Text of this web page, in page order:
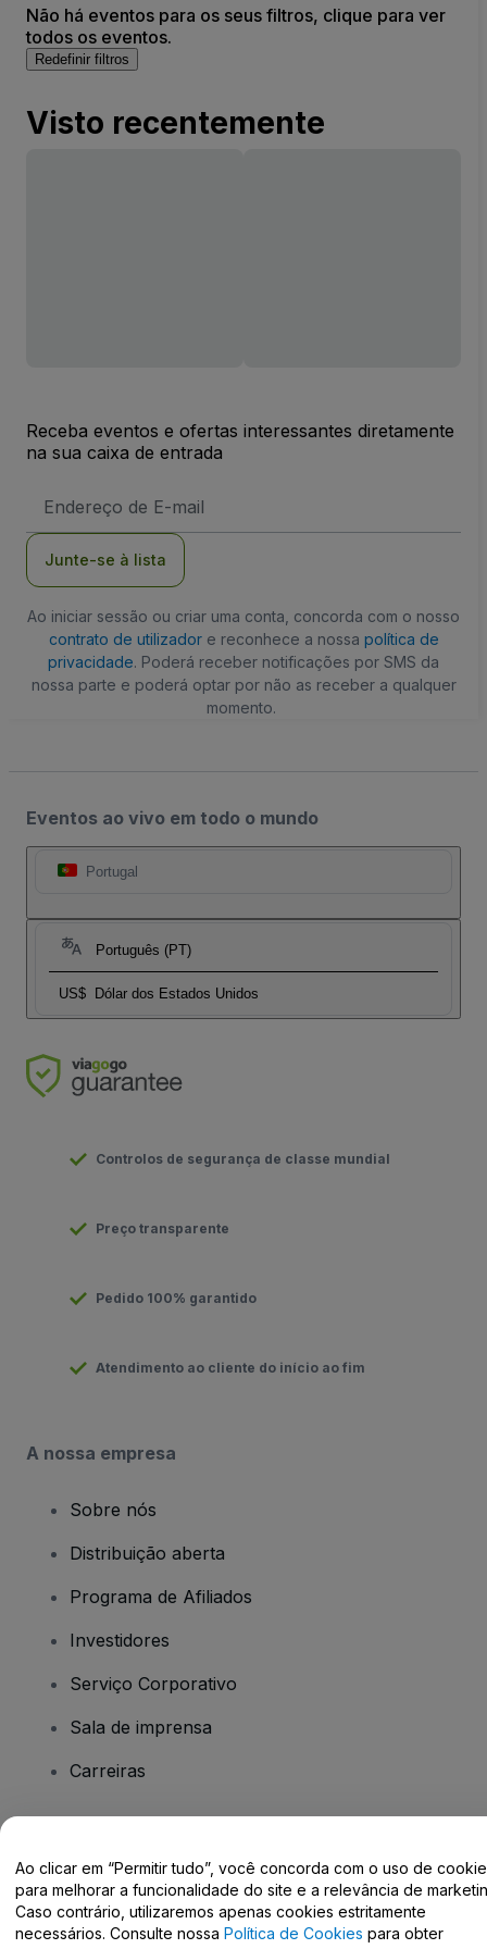
Não há eventos para os seus filtros, clique para ver
todos os eventos.
Redefinir filtros
Visto recentemente
Receba eventos e ofertas interessantes diretamente
na sua caixa de entrada
de
Junte-se à lista
Ao iniciar sessão ou criar uma conta, concorda com o nosso
contrato de utilizadore reconhece a nossa política de
privacidade. Poderá receber notificações por SMS da
nossa parte e poderá optar por não as receber a qualquer
momento.
Eventos ao vivo em todo o mundo
Portugal
Português (PT)
US$ Dólar dos Estados Unidos
Controlos de segurança de classe mundial
Preço transparente
Pedido 100% garantido
Atendimento ao cliente do início ao fim
A nossa empresa
Sobre nós
Distribuição aberta
Programa de Afiliados
Investidores
Serviço Corporativo
Sala de imprensa
Carreiras
Centro de Ajuda / Fale Conosco
Ao clicar em “Permitir tudo”, você concorda com o uso de
para melhorar a funcionalidade do site e a relevância de
Caso contrário, utilizaremos apenas cookies estritamente
necessários. Consulte nossa Política de Cookies para obter